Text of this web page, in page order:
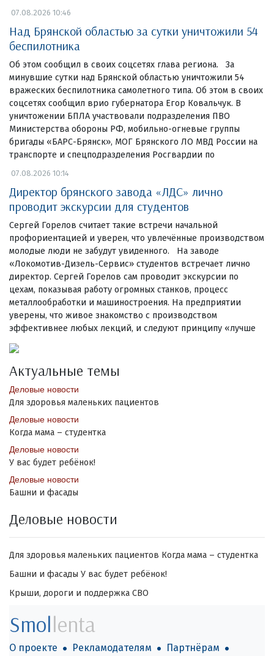
07.08.2026 10:46
Над Брянской областью за сутки уничтожили 54
беспилотника
Об этом сообщил в своих соцсетях глава региона. За
минувшие сутки над Брянской областью уничтожили 54
вражеских беспилотника самолетного типа. Об этом в своих
соцсетях сообщил врио губернатора Егор Ковальчук. В
уничтожении БПЛА участвовали подразделения ПВО
Министерства обороны РФ, мобильно-огневые группы
бригады «БАРС-Брянск», МОГ Брянского ЛО МВД России на
транспорте и спецподразделения Росгвардии по
07.08.2026 10:14
Директор брянского завода «ЛДС» лично
проводит экскурсии для студентов
Сергей Горелов считает такие встречи начальной
профориентацией и уверен, что увлечённые производством
молодые люди не забудут увиденного. На заводе
«Локомотив-Дизель-Сервис» студентов встречает лично
директор. Сергей Горелов сам проводит экскурсии по
цехам, показывая работу огромных станков, процесс
металлообработки и машиностроения. На предприятии
уверены, что живое знакомство с производством
эффективнее любых лекций, и следуют принципу «лучше
Актуальные темы
Деловые новости
Для здоровья маленьких пациентов
Деловые новости
Когда мама – студентка
Деловые новости
У вас будет ребёнок!
Деловые новости
Башни и фасады
Деловые новости
Для здоровья маленьких пациентов Когда мама – студентка
Башни и фасады У вас будет ребёнок!
Крыши, дороги и поддержка СВО
Smollenta
О проекте Рекламодателям Партнёрам